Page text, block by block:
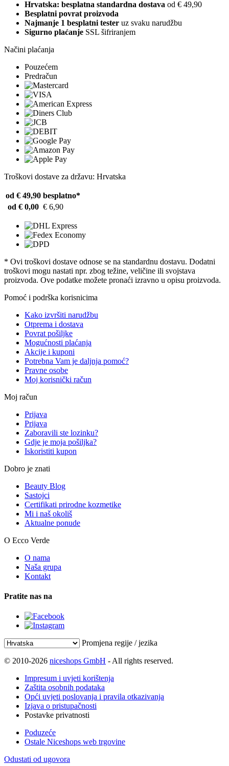
Hrvatska: besplatna standardna dostava od € 49,90
Besplatni povrat proizvoda
Najmanje 1 besplatni tester uz svaku narudžbu
Sigurno plaćanje SSL šifriranjem
Načini plaćanja
Pouzećem
Predračun
Troškovi dostave za državu: Hrvatska
od € 49,90 besplatno*
od € 0,00 € 6,90
* Ovi troškovi dostave odnose se na standardnu ​​dostavu. Dodatni
troškovi mogu nastati npr. zbog težine, veličine ili svojstava
proizvoda. Ove podatke možete pronaći izravno u opisu proizvoda.
Pomoć i podrška korisnicima
Kako izvršiti narudžbu
Otprema i dostava
Povrat pošiljke
Mogućnosti plaćanja
Akcije i kuponi
Potrebna Vam je daljnja pomoć?
Pravne osobe
Moj korisnički račun
Moj račun
Prijava
Prijava
Zaboravili ste lozinku?
Gdje je moja pošiljka?
Iskoristiti kupon
Dobro je znati
Beauty Blog
Sastojci
Certifikati prirodne kozmetike
Mi i naš okoliš
Aktualne ponude
O Ecco Verde
O nama
Naša grupa
Kontakt
Pratite nas na
Promjena regije / jezika
© 2010-2026 niceshops GmbH - All rights reserved.
Impresum i uvjeti korištenja
Zaštita osobnih podataka
Opći uvjeti poslovanja i pravila otkazivanja
Izjava o pristupačnosti
Postavke privatnosti
Poduzeće
Ostale Niceshops web trgovine
Odustati od ugovora